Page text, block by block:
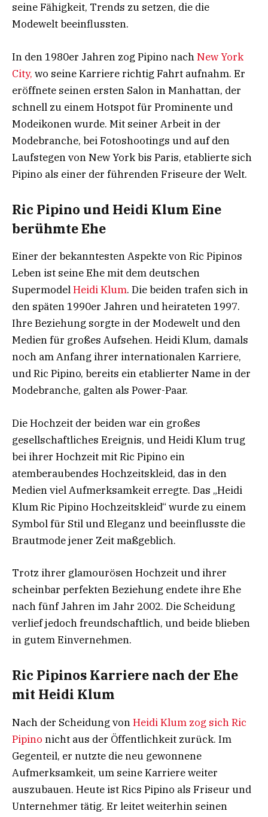
seine Fähigkeit, Trends zu setzen, die die
Modewelt beeinflussten.
In den 1980er Jahren zog Pipino nachNew York
City, wo seine Karriere richtig Fahrt aufnahm. Er
eröffnete seinen ersten Salon in Manhattan, der
schnell zu einem Hotspot für Prominente und
Modeikonen wurde. Mit seiner Arbeit in der
Modebranche, bei Fotoshootings und auf den
Laufstegen von New York bis Paris, etablierte sich
Pipino als einer der führenden Friseure der Welt.
Ric Pipino und Heidi Klum Eine
berühmte Ehe
Einer der bekanntesten Aspekte von Ric Pipinos
Leben ist seine Ehe mit dem deutschen
SupermodelHeidi Klum. Die beiden trafen sich in
den späten 1990er Jahren und heirateten 1997.
Ihre Beziehung sorgte in der Modewelt und den
Medien für großes Aufsehen. Heidi Klum, damals
noch am Anfang ihrer internationalen Karriere,
und Ric Pipino, bereits ein etablierter Name in der
Modebranche, galten als Power-Paar.
Die Hochzeit der beiden war ein großes
gesellschaftliches Ereignis, und Heidi Klum trug
bei ihrer Hochzeit mit Ric Pipino ein
atemberaubendes Hochzeitskleid, das in den
Medien viel Aufmerksamkeit erregte. Das „Heidi
Klum Ric Pipino Hochzeitskleid“ wurde zu einem
Symbol für Stil und Eleganz und beeinflusste die
Brautmode jener Zeit maßgeblich.
Trotz ihrer glamourösen Hochzeit und ihrer
scheinbar perfekten Beziehung endete ihre Ehe
nach fünf Jahren im Jahr 2002. Die Scheidung
verlief jedoch freundschaftlich, und beide blieben
in gutem Einvernehmen.
Ric Pipinos Karriere nach der Ehe
mit Heidi Klum
Nach der Scheidung vonHeidi Klum zog sich Ric
Pipino nicht aus der Öffentlichkeit zurück. Im
Gegenteil, er nutzte die neu gewonnene
Aufmerksamkeit, um seine Karriere weiter
auszubauen. Heute ist Rics Pipino als Friseur und
Unternehmer tätig. Er leitet weiterhin seinen